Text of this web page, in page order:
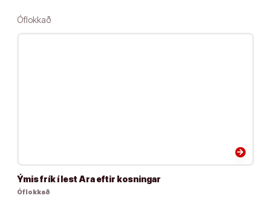
Óflokkað
arrow_forward
Ýmis frík í lest Ara eftir kosningar
Óflokkað